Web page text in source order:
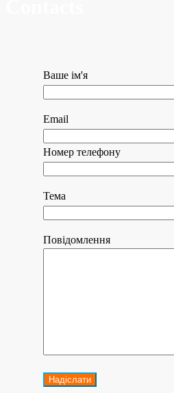
Ваше ім'я
Email
Номер телефону
Тема
Повідомлення